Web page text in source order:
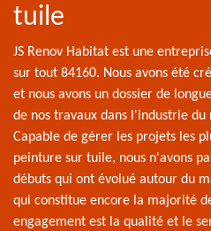
tuile
JS Renov Habitat est une
sur tout 84160. Nous avons été
et nous avons un dossier de
de nos travaux dans l'industrie
Capable de gérer les projets les
peinture sur tuile, nous n'avons
débuts qui ont évolué autour du
qui constitue encore la majorité
engagement est la qualité et le